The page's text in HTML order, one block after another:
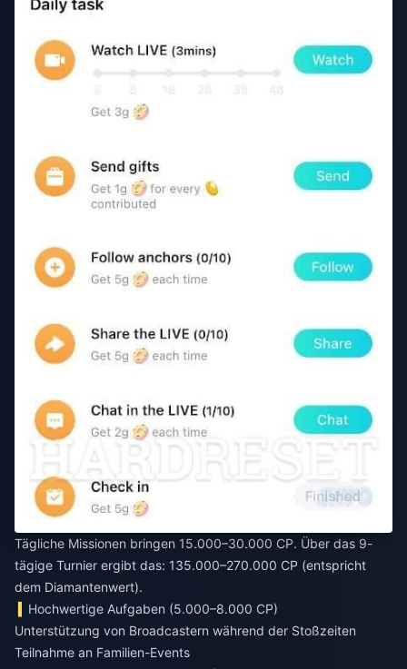
Tägliche Missionen bringen 15.000–30.000 CP. Über das 9-
tägige Turnier ergibt das: 135.000–270.000 CP (entspricht
dem Diamantenwert).
Hochwertige Aufgaben (5.000–8.000 CP)
Unterstützung von Broadcastern während der Stoßzeiten
Teilnahme an Familien-Events